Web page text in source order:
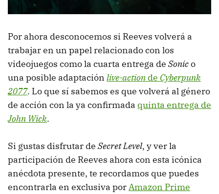
Por ahora desconocemos si Reeves volverá a
trabajar en un papel relacionado con los
videojuegos como la cuarta entrega de Sonico
una posible adaptación live-action de Cyberpunk
2077. Lo que sí sabemos es que volverá al género
de acción con la ya confirmada quinta entrega de
John Wick.
Si gustas disfrutar de Secret Level, y ver la
participación de Reeves ahora con esta icónica
anécdota presente, te recordamos que puedes
encontrarla en exclusiva porAmazon Prime